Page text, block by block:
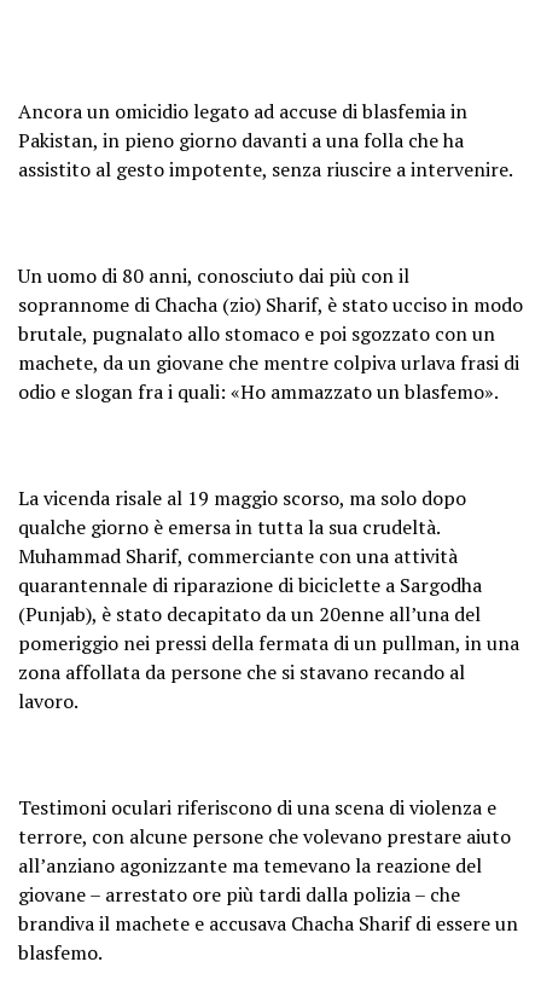
Ancora un omicidio legato ad accuse di blasfemia in
Pakistan, in pieno giorno davanti a una folla che ha
assistito al gesto impotente, senza riuscire a intervenire.
Un uomo di 80 anni, conosciuto dai più con il
soprannome di Chacha (zio) Sharif, è stato ucciso in modo
brutale, pugnalato allo stomaco e poi sgozzato con un
machete, da un giovane che mentre colpiva urlava frasi di
odio e slogan fra i quali: «Ho ammazzato un blasfemo».
La vicenda risale al 19 maggio scorso, ma solo dopo
qualche giorno è emersa in tutta la sua crudeltà.
Muhammad Sharif, commerciante con una attività
quarantennale di riparazione di biciclette a Sargodha
(Punjab), è stato decapitato da un 20enne all’una del
pomeriggio nei pressi della fermata di un pullman, in una
zona affollata da persone che si stavano recando al
lavoro.
Testimoni oculari riferiscono di una scena di violenza e
terrore, con alcune persone che volevano prestare aiuto
all’anziano agonizzante ma temevano la reazione del
giovane – arrestato ore più tardi dalla polizia – che
brandiva il machete e accusava Chacha Sharif di essere un
blasfemo.